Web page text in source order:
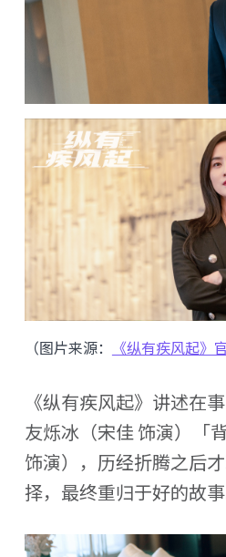
（图片来源： 《纵有疾风起》
《纵有疾风起》讲述在
友烁冰（宋佳 饰演）「
饰演），历经折腾之后
择，最终重归于好的故事